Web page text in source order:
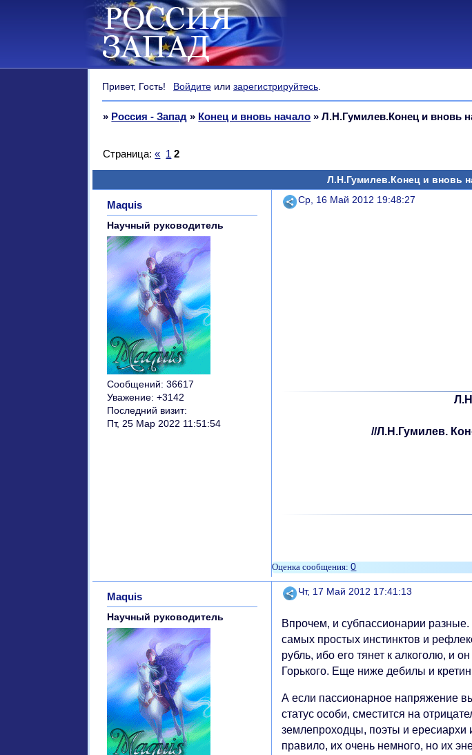
Привет, Гость! Войдите илизарегистрируйтесь.
» Россия - Запад » Конец и вновь начало »Л.Н.Гумилев.Конец и вновь
Л.Н.Гумилев.Конец и вновь
Страница:« 1 2
Поделиться
Ср, 16 Май 2012 19:48:27
Maquis
Научный руководитель
Сообщений: 36617
Уважение: +3142
Последний визит:
Пт, 25 Мар 2022 11:51:54
//Л.Н.Гумилев.
0
Поделиться
Чт, 17 Май 2012 17:41:13
Maquis
Научный руководитель
Впрочем, и субпассионарии
самых простых инстинктов и
рубль, ибо его тянет к алкоголю, и
Горького. Еще ниже дебилы и
А если пассионарное напряжение
статус особи, сместится на
землепроходцы, поэты и
правило, их очень немного, но их